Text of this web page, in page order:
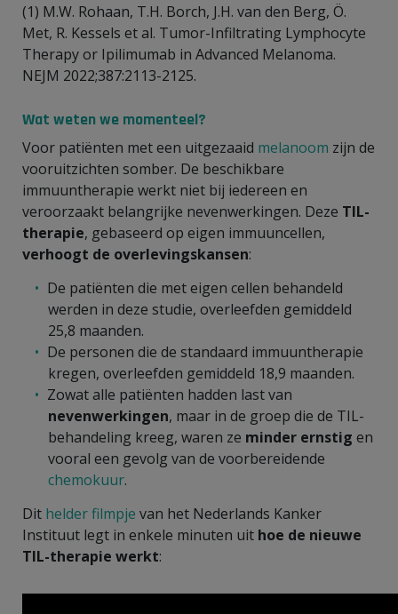
(1) M.W. Rohaan, T.H. Borch, J.H. van den Berg, Ö.
Met, R. Kessels et al. Tumor-Infiltrating Lymphocyte
Therapy or Ipilimumab in Advanced Melanoma.
NEJM 2022;387:2113-2125.
Wat weten we momenteel?
Voor patiënten met een uitgezaaid melanoom zijn de
vooruitzichten somber. De beschikbare
immuuntherapie werkt niet bij iedereen en
veroorzaakt belangrijke nevenwerkingen. Deze TIL-
therapie, gebaseerd op eigen immuuncellen,
verhoogt de overlevingskansen:
De patiënten die met eigen cellen behandeld
werden in deze studie, overleefden gemiddeld
25,8 maanden.
De personen die de standaard immuuntherapie
kregen, overleefden gemiddeld 18,9 maanden.
Zowat alle patiënten hadden last van
nevenwerkingen, maar in de groep die de TIL-
behandeling kreeg, waren ze minder ernstig en
vooral een gevolg van de voorbereidende
chemokuur.
Dit helder filmpje van het Nederlands Kanker
Instituut legt in enkele minuten uit hoe de nieuwe
TIL-therapie werkt: